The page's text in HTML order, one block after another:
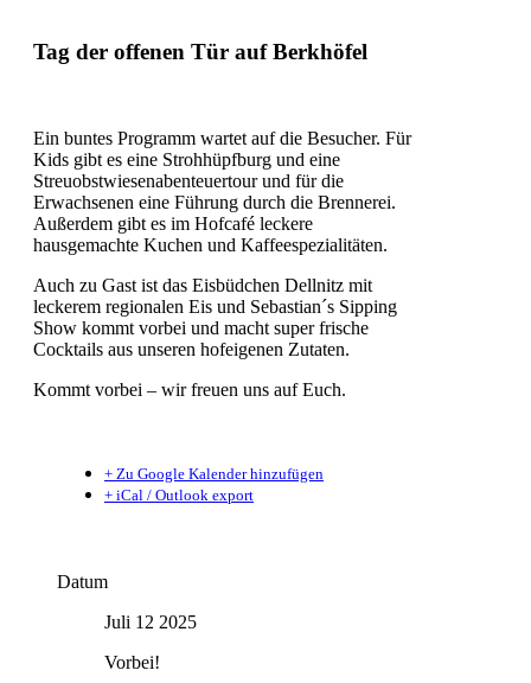
Tag der offenen Tür auf Berkhöfel
Ein buntes Programm wartet auf die Besucher. Für
Kids gibt es eine Strohhüpfburg und eine
Streuobstwiesenabenteuertour und für die
Erwachsenen eine Führung durch die Brennerei.
Außerdem gibt es im Hofcafé leckere
hausgemachte Kuchen und Kaffeespezialitäten.
Auch zu Gast ist das Eisbüdchen Dellnitz mit
leckerem regionalen Eis und Sebastian´s Sipping
Show kommt vorbei und macht super frische
Cocktails aus unseren hofeigenen Zutaten.
Kommt vorbei – wir freuen uns auf Euch.
+ Zu Google Kalender hinzufügen
+ iCal / Outlook export
Datum
Juli 12 2025
Vorbei!